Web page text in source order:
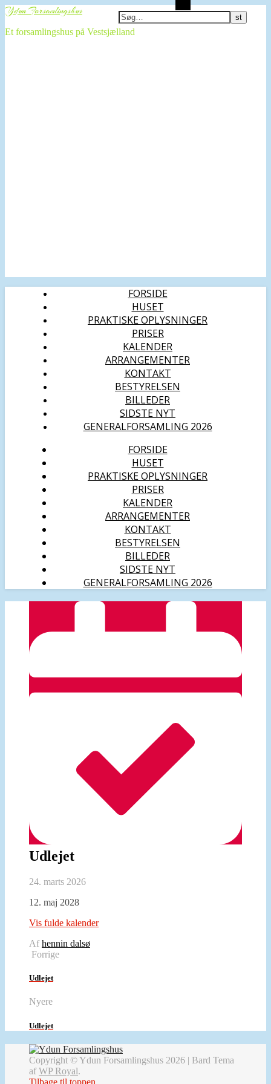
Ydun Forsamlingshus
Et forsamlingshus på Vestsjælland
Søg
FORSIDE
HUSET
PRAKTISKE OPLYSNINGER
PRISER
KALENDER
ARRANGEMENTER
KONTAKT
BESTYRELSEN
BILLEDER
SIDSTE NYT
GENERALFORSAMLING 2026
FORSIDE
HUSET
PRAKTISKE OPLYSNINGER
PRISER
KALENDER
ARRANGEMENTER
KONTAKT
BESTYRELSEN
BILLEDER
SIDSTE NYT
GENERALFORSAMLING 2026
Udlejet
24. marts 2026
Udlejet
12. maj 2028
Vis fulde kalender
Afhennin dalsø
Forrige
Udlejet
Nyere
Udlejet
Copyright © Ydun Forsamlingshus 2026 | Bard Tema
afWP Royal.
Tilbage til toppen